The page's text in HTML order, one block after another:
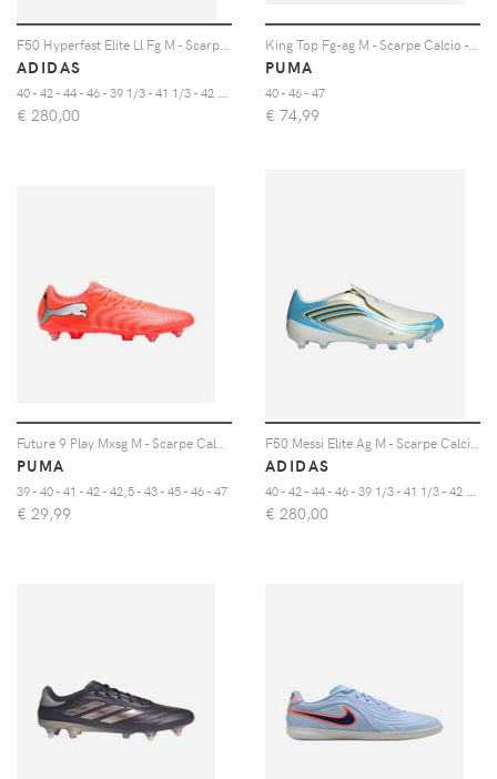
ADIDAS
€ 280,00
PUMA
40 - 46 - 47
€ 74,99
PUMA
39 - 40 - 41 - 42 - 42,5 - 43 - 45 - 46 - 47
€ 29,99
ADIDAS
€ 280,00